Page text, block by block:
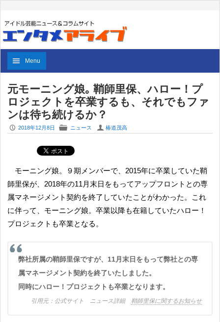
Menu
元モーニング娘｡ 鞘師里保、ハロー！プ
ロジェクトを卒業するも、それでもファ
ンは待ち続けるか？
P 2018年12月8日 F ニュース U 椿道茂高
モーニング娘。９期メンバーで、2015年に卒業していた鞘
師里保が、2018年の11月末日をもってアップフロントとの専
属マネージメント契約を終了していたことがわかった。これ
に伴って、モーニング娘。卒業以降も在籍していたハロー！
プロジェクトも卒業となる。
弊社所属の鞘師里保ですが、11月末日をもって弊社との専
属マネージメント契約を終了いたしました。
同時にハロー！プロジェクトも卒業となります。
公式サイト ニュース詳細 鞘師里保に関するお知らせ